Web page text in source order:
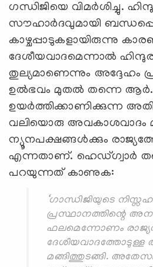
ഗന്ധിജിയെ വിമര്‍ശിച്ചു.
സൗഹാര്‍ദവുമായി
കാഴ്ചപ്പാടുകളായിരുന്നു
ദേശീയവാദമെന്നാല്‍
തുല്യമാണെന്നും അദ്ദേഹം
ഉല്‍ഭവം മുതല്‍ തന്നെ
ഉയര്‍ത്തിക്കാണിക്കുന്ന
വലിയൊരു അവകാശവാദം
ന്യൂനപക്ഷങ്ങള്‍ക്കും
എന്നതാണ്. ഹെഡ്ഗ്വാര്‍
പറയുന്നത് കാണുക:
‘ഗാന്ധിജിയുടെ
പ്രസ്ഥാനത്തിന്റെ
ഫലമെന്നോണം
ദേശീയവാദത്തോടുള്ള
മങ്ങിത്തുടങ്ങി.